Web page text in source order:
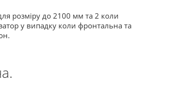
розміру до 2100 мм та 2 коли
у випадку коли фронтальна та